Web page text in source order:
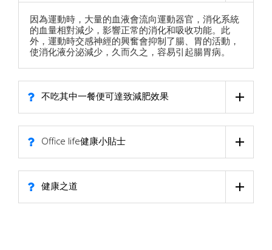
因為運動時，大量的血液會流向運動器官，消化系統
的血量相對減少，影響正常的消化和吸收功能。此
外，運動時交感神經的興奮會抑制了腸、胃的活動，
使消化液分泌減少，久而久之，容易引起腸胃病。
不吃其中一餐便可達致減肥效果
Office life健康小貼士
健康之道